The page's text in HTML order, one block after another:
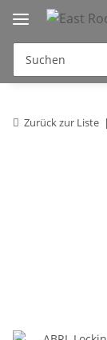
Zurück zur Liste